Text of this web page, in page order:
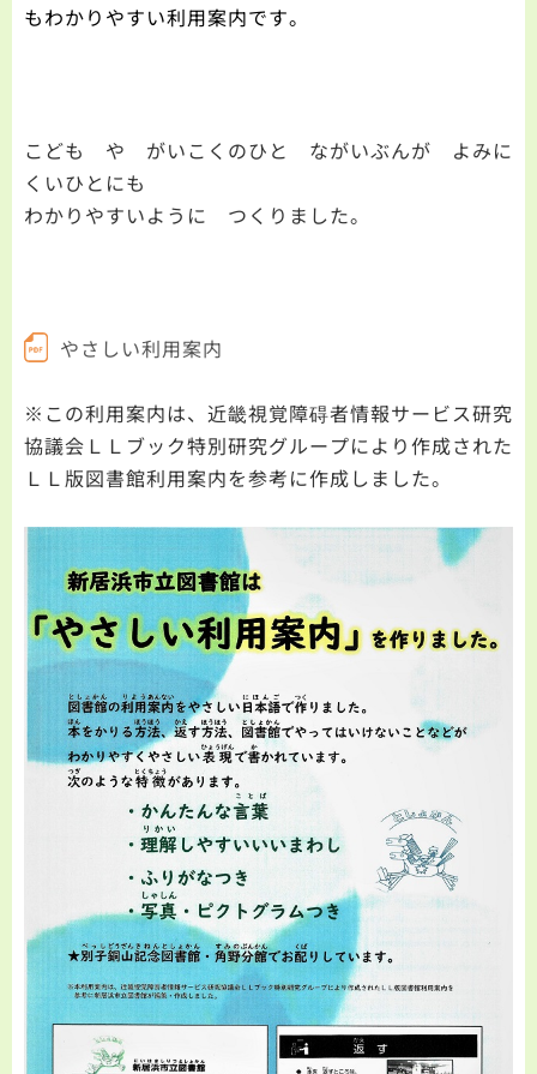
もわかりやすい利用案内です。
こども や がいこくのひと ながいぶんが よみに
くいひとにも
わかりやすいように つくりました。
やさしい利用案内
※この利用案内は、近畿視覚障碍者情報サービス研究
協議会ＬＬブック特別研究グループにより作成された
ＬＬ版図書館利用案内を参考に作成しました。